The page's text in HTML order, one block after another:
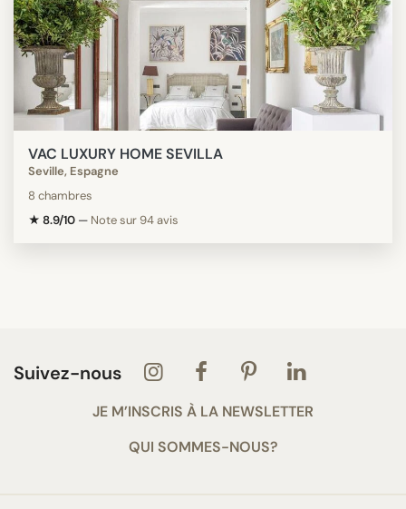
VAC LUXURY HOME SEVILLA
Seville, Espagne
8 chambres
★ 8.9/10 — Note sur 94 avis
Suivez-nous
JE M’INSCRIS À LA NEWSLETTER
QUI SOMMES-NOUS?